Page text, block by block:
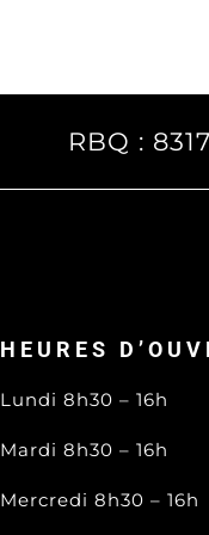
RBQ :
HEURES
Lundi 8h30 – 16h
Mardi 8h30 – 16h
Mercredi 8h30 – 16h